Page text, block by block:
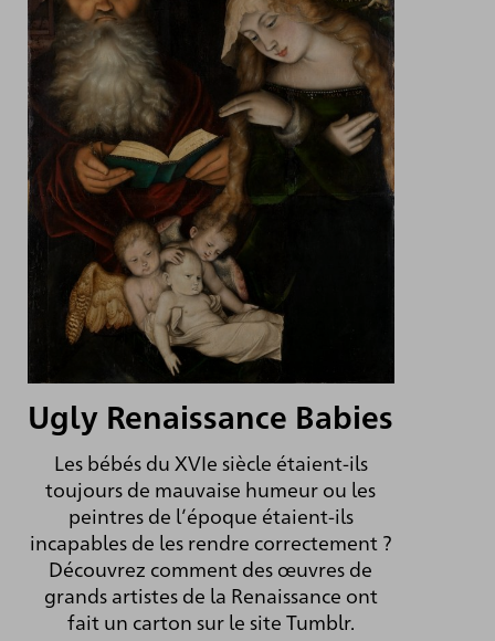
Ugly Renaissance Babies
Les bébés du XVIe siècle étaient-ils
toujours de mauvaise humeur ou les
peintres de l’époque étaient-ils
incapables de les rendre correctement ?
Découvrez comment des œuvres de
grands artistes de la Renaissance ont
fait un carton sur le site Tumblr.